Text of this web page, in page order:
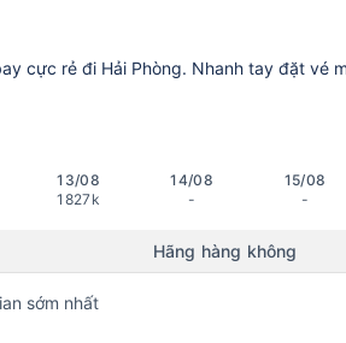
cực rẻ đi Hải Phòng. Nhanh tay đặt vé
13/08
1827k
14/08
-
15/08
-
Hãng hàng không
sớm nhất